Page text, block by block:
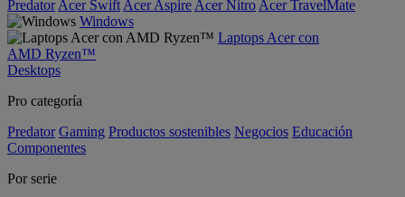
Predator Acer Swift Acer Aspire Acer Nitro Acer TravelMate
Windows
Laptops Acer con
AMD Ryzen™
Desktops
Pro categoría
Predator Gaming Productos sostenibles Negocios Educación
Componentes
Por serie